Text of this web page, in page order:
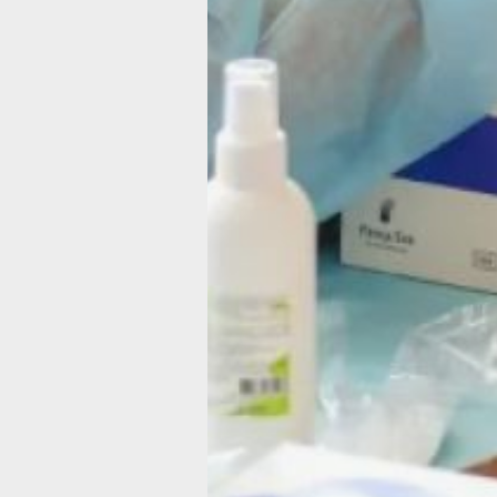
Хабаровского края Артём
не ограничился осмотром площадок,
а лично прошёл несколько
проверок и пообщался с участниками
«Специалистами доказано:
на 10% зависит от врачей. Все
— наш образ жизни. Здоровье
не с больницы, а с того, как мы
что едим и занимаемся ли спортом»,
подчеркнул вице‑губернатор.
На сцене в течение дня выступали
творческие коллективы — звучали
демонстрировались танцевальные
номера. Посетители также смогли
попробовать свои силы в сборке
и разборке автомата, освоить
плетения маскировочных сетей,
скалодром.
Министр здравоохранения края
Мальцев обратил внимание на
роль профилактики в сохранении
здоровья и продлении жизни. По его